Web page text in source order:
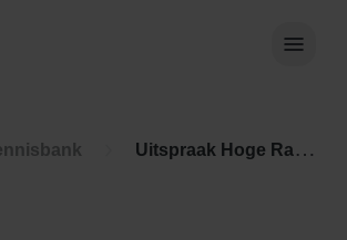
Uitspraak Hoge Raad: Procesrecht (ECLI:NL:HR:2023:702, 12 mei 2023, 22/01118)